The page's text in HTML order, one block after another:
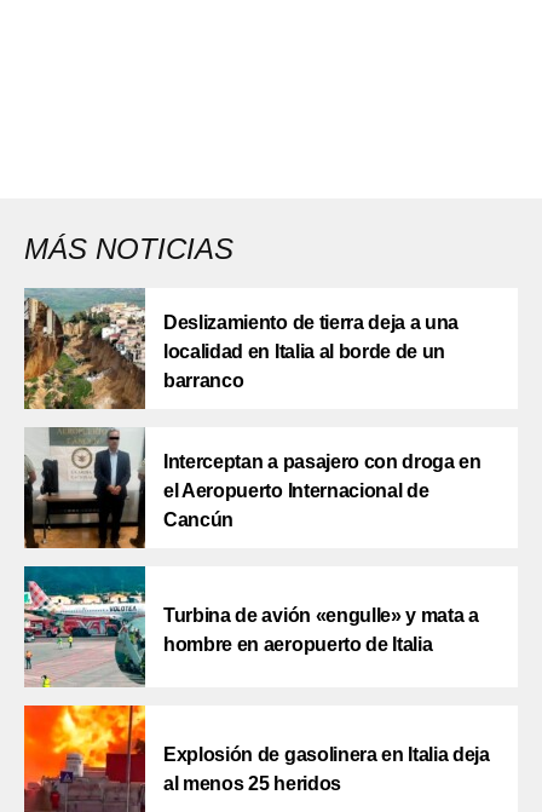
MÁS NOTICIAS
Deslizamiento de tierra deja a una
localidad en Italia al borde de un
barranco
Interceptan a pasajero con droga en
el Aeropuerto Internacional de
Cancún
Turbina de avión «engulle» y mata a
hombre en aeropuerto de Italia
Explosión de gasolinera en Italia deja
al menos 25 heridos